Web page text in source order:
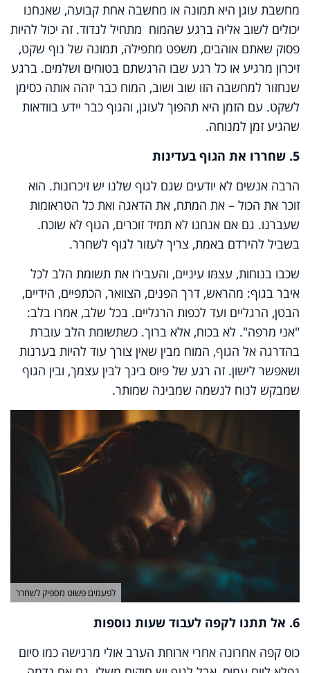
מחשבת עוגן היא תמונה או מחשבה אחת קבועה, שאנחנו
יכולים לשוב אליה ברגע שהמוח מתחיל לנדוד. זה יכול להיות
פסוק שאתם אוהבים, משפט מתפילה, תמונה של נוף שקט,
זיכרון מרגיע או כל רגע שבו הרגשתם בטוחים ושלמים. ברגע
שנחזור למחשבה הזו שוב ושוב, המוח כבר יזהה אותה כסימן
לשקט. עם הזמן היא תהפוך לעוגן, והגוף כבר יידע בוודאות
שהגיע זמן למנוחה.
5. שחררו את הגוף בעדינות
הרבה אנשים לא יודעים שגם לגוף שלנו יש זיכרונות. הוא
זוכר את הכול – את המתח, את הדאגה ואת כל הטראומות
שעברנו. גם אם אנחנו לא תמיד זוכרים, הגוף לא שוכח.
בשביל להירדם באמת, צריך לעזור לגוף לשחרר.
שכבו בנוחות, עצמּו עיניים, והעבירו את תשומת הלב לכל
איבר בגוף: מהראש, דרך הפנים, הצוואר, הכתפיים, הידיים,
הבטן, הרגליים ועד לכפות הרגליים. בכל שלב, אמרו בלב:
"אני מרפה". לא בכוח, אלא ברוך. כשתשומת הלב עוברת
בהדרגה אל הגוף, המוח מבין שאין צורך עוד להיות בערנות
ושאפשר לישון. זה רגע של פיוס בינך לבין עצמך, ובין הגוף
שמבקש לנוח לנשמה שמבינה שמותר.
לפעמים פשוט מספיק לשחרר
6. אל תתנו לקפה לעבוד שעות נוספות
כוס קפה אחרונה אחרי ארוחת הערב אולי מרגישה כמו סיום